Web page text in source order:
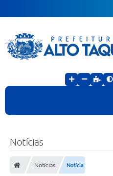
Notícias
Notícias Notícia